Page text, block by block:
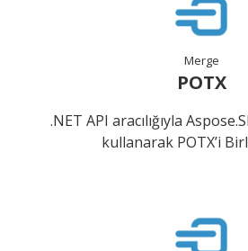
Merge
POTX
.NET API aracılığıyla
kullanarak POTX’i